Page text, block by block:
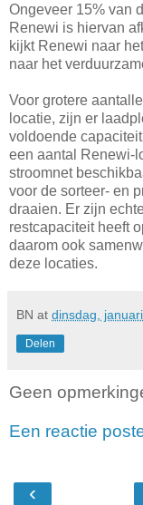
Ongeveer 15% van
Renewi is hiervan
kijkt Renewi naar
naar het
Voor grotere
locatie, zijn er
voldoende
een aantal Renewi-
stroomnet
voor de sorteer- en
draaien. Er zijn
restcapaciteit heeft
daarom ook
deze locaties.
BN at dinsdag,
Delen
Geen
Een reactie
‹